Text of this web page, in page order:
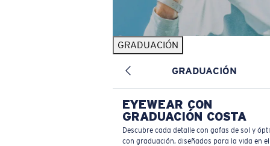
GRADUACIÓN
GRADUACIÓN
EYEWEAR CON
GRADUACIÓN COSTA
Descubre cada detalle con gafas de sol y
con graduación, diseñados para la vida en el